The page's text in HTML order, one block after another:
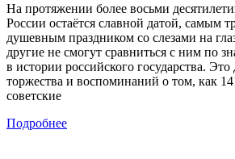
На протяжении более восьми
России остаётся славной датой, самым
душевным праздником со слезами на
другие не смогут сравниться с ним по
в истории российского государства. Это
торжества и воспоминаний о том, как
советские
Подробнее